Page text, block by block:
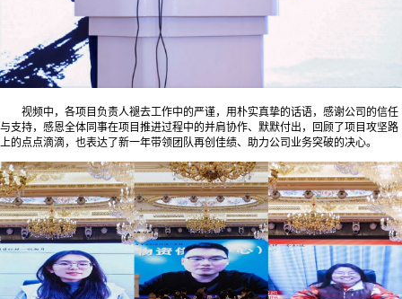
视频中，各项目负责人褪去工作中的严谨，用朴实真挚的话语，感谢公司的信任
与支持，感恩全体同事在项目推进过程中的并肩协作、默默付出，回顾了项目攻坚路
上的点点滴滴，也表达了新一年带领团队再创佳绩、助力公司业务突破的决心。